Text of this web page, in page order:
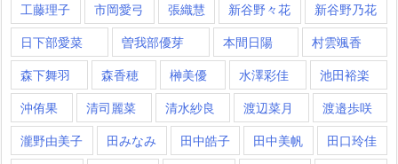
工藤理子 市岡愛弓 張織慧 新谷野々花 新谷野乃花
日下部愛菜 曽我部優芽 本間日陽 村雲颯香
森下舞羽 森香穂 榊美優 水澤彩佳 池田裕楽
沖侑果 清司麗菜 清水紗良 渡辺菜月 渡邉歩咲
瀧野由美子 田みなみ 田中皓子 田中美帆 田口玲佳